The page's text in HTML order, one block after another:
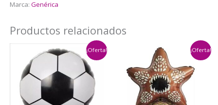
Marca: Genérica
Productos relacionados
¡Oferta! ¡Oferta!